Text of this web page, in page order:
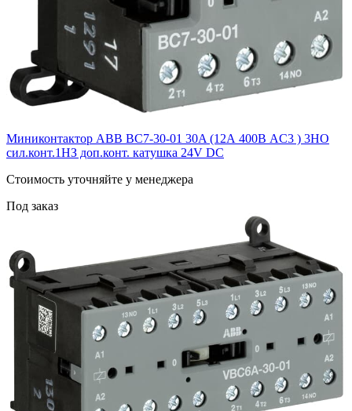
Миниконтактор ABB ВC7-30-01 30A (12А 400В AC3 ) 3НО
сил.конт.1НЗ доп.конт. катушка 24V DС
Cтоимость уточняйте у менеджера
Под заказ